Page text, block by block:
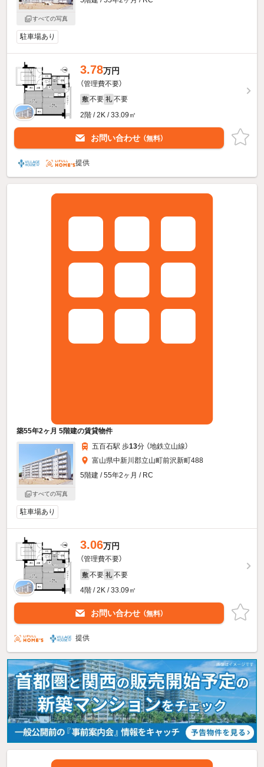
すべての写真
駐車場あり
3.78万円
（管理費不要）
敷 不要 礼 不要
2階 / 2K / 33.09㎡
お問い合わせ （無料）
提供
築55年2ヶ月 5階建の賃貸物件
すべての写真
五百石駅 歩13分 （地鉄立山線）
富山県中新川郡立山町前沢新町488
5階建 / 55年2ヶ月 / RC
駐車場あり
3.06万円
（管理費不要）
敷 不要 礼 不要
4階 / 2K / 33.09㎡
お問い合わせ （無料）
提供